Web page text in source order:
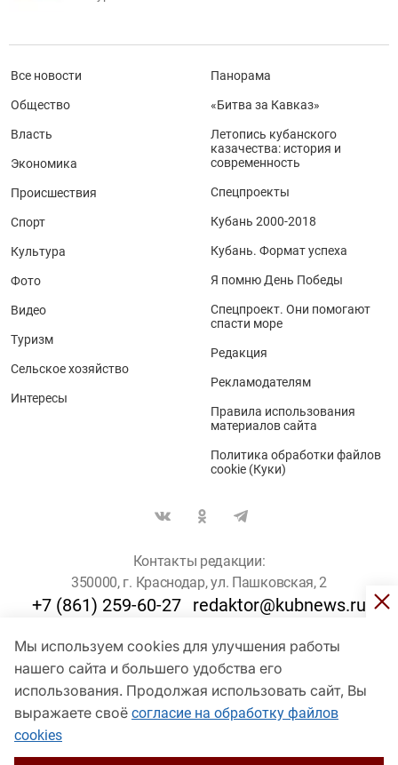
Мы используем cookies для улучшения работы
нашего сайта и большего удобства его
использования. Продолжая использовать сайт, Вы
выражаете своё согласие на обработку файлов
cookies
Все новости
Общество
Власть
Экономика
Происшествия
Спорт
Культура
Фото
Видео
Туризм
Сельское хозяйство
Интересы
Панорама
«Битва за Кавказ»
Летопись кубанского
казачества: история и
современность
Спецпроекты
Кубань 2000-2018
Кубань. Формат успеха
Я помню День Победы
Спецпроект. Они помогают
спасти море
Редакция
Рекламодателям
Правила использования
материалов сайта
Политика обработки файлов
cookie (Куки)
Контакты редакции:
350000, г. Краснодар, ул. Пашковская, 2
+7 (861) 259-60-27 redaktor@kubnews.ru
Для пользователей старше 16 лет
© Кубанские Новости, 2017
Сетевое издание «kubnews» зарегистрировано Федеральной
службой по надзору в сфере связи, информационных технологий
и массовых коммуникаций (Роскомнадзор). Регистрационный